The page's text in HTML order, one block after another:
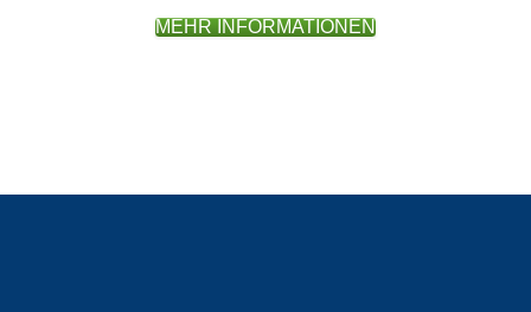
MEHR INFORMATIONEN